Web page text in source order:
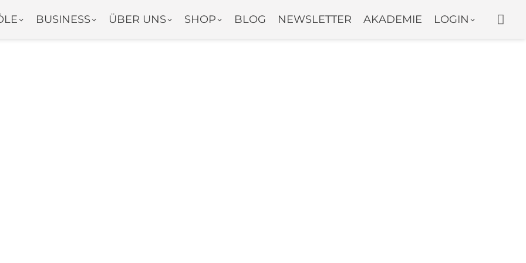
BUSINESS ÜBER UNS SHOP BLOG NEWSLETTER AKADEMIE LOGIN